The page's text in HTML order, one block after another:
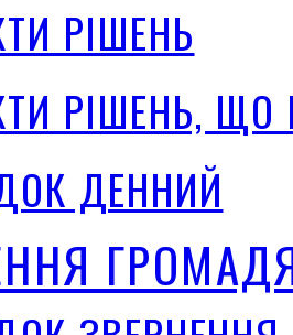
РІШЕНЬ
РІШЕНЬ,
ДЕННИЙ